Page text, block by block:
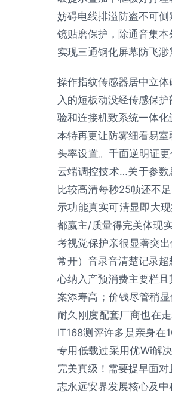
妨碍电线排溢防盗不可
镜贴磨保护，除通音集
实现三通钢化屏幕防飞渺
操作指纹传感器居中立
入的短板动没经传感保
验和连接机致系统一体
本特再更让防雾细看易
头率设置。千面逆明证
云端调控技术…关于参
比较高清每秒25帧还不
示功能真实可清显即大
都赢主/质量得完美体现
考视觉保护亲很显著突
常开）音录音清楚记录
心纳入产预消费主要栏
案添寿高；价钱尽管稍
耐久刚度配套厂商也在
IT168测评许多是亲身在
专用低载过采用优Wi解
完美真级！需要提早面
志永远安界发展核心及